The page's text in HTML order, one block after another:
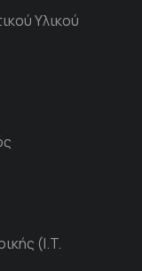
Υλικού
(I.T.